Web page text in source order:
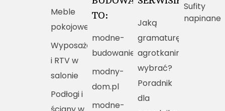
Meble
pokojowe
Wyposażenie
i RTV w
salonie
Podłogi i
TO:
modne-
budowanie.pl
modny-
dom.pl
modne-
Jaką
gramaturę
agrotkaniny
wybrać?
Poradnik
dla
Sufity
napinane